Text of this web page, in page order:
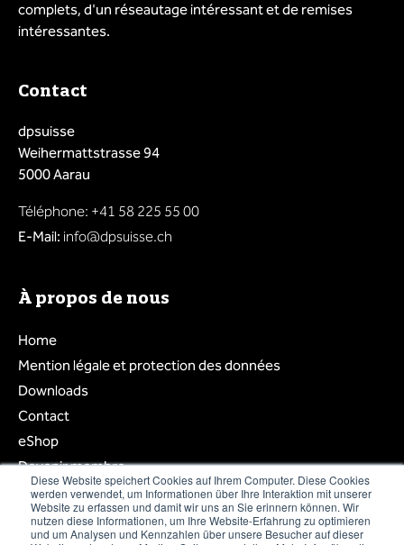
Diese Website speichert Cookies auf Ihrem Computer. Diese Cookies
werden verwendet, um Informationen über Ihre Interaktion mit unserer
Website zu erfassen und damit wir uns an Sie erinnern können. Wir
nutzen diese Informationen, um Ihre Website-Erfahrung zu optimieren
und um Analysen und Kennzahlen über unsere Besucher auf dieser
complets, d'un réseautage intéressant et de remises
intéressantes.
Contact
dpsuisse
Weihermattstrasse 94
5000 Aarau
Téléphone: +41 58 225 55 00
E-Mail: info@dpsuisse.ch
À propos de nous
Home
Mention légale et protection des données
Downloads
Contact
eShop
Devenir membre
Login membre
Liste des membres